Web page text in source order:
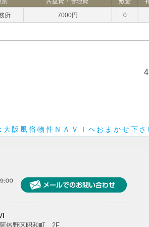
所 7000円 0
阪風俗物件ＮＡＶＩへおまかせ下
倍野区昭和町 2F